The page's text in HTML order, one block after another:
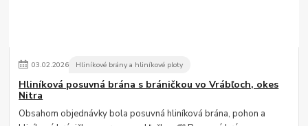
03.02.2026 Hliníkové brány a hliníkové ploty
Hliníková posuvná brána s bráničkou vo Vrábľoch, okes
Nitra
Obsahom objednávky bola posuvná hliníková brána, pohon a